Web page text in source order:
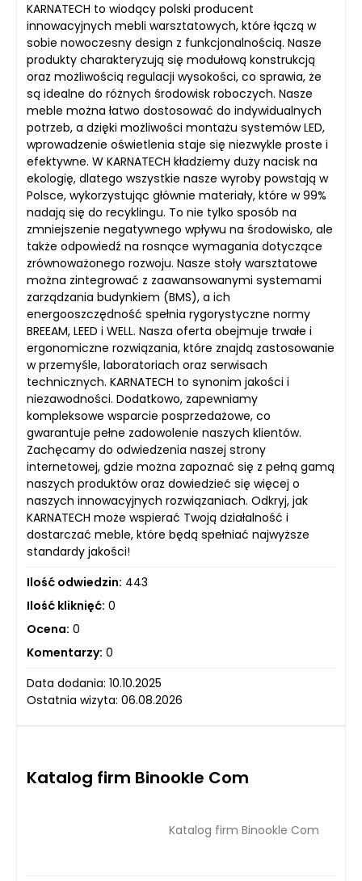
KARNATECH to wiodący polski producent
innowacyjnych mebli warsztatowych, które łączą w
sobie nowoczesny design z funkcjonalnością. Nasze
produkty charakteryzują się modułową konstrukcją
oraz możliwością regulacji wysokości, co sprawia, że
są idealne do różnych środowisk roboczych. Nasze
meble można łatwo dostosować do indywidualnych
potrzeb, a dzięki możliwości montażu systemów LED,
wprowadzenie oświetlenia staje się niezwykle proste i
efektywne. W KARNATECH kładziemy duży nacisk na
ekologię, dlatego wszystkie nasze wyroby powstają w
Polsce, wykorzystując głównie materiały, które w 99%
nadają się do recyklingu. To nie tylko sposób na
zmniejszenie negatywnego wpływu na środowisko, ale
także odpowiedź na rosnące wymagania dotyczące
zrównoważonego rozwoju. Nasze stoły warsztatowe
można zintegrować z zaawansowanymi systemami
zarządzania budynkiem (BMS), a ich
energooszczędność spełnia rygorystyczne normy
BREEAM, LEED i WELL. Nasza oferta obejmuje trwałe i
ergonomiczne rozwiązania, które znajdą zastosowanie
w przemyśle, laboratoriach oraz serwisach
technicznych. KARNATECH to synonim jakości i
niezawodności. Dodatkowo, zapewniamy
kompleksowe wsparcie posprzedażowe, co
gwarantuje pełne zadowolenie naszych klientów.
Zachęcamy do odwiedzenia naszej strony
internetowej, gdzie można zapoznać się z pełną gamą
naszych produktów oraz dowiedzieć się więcej o
naszych innowacyjnych rozwiązaniach. Odkryj, jak
KARNATECH może wspierać Twoją działalność i
dostarczać meble, które będą spełniać najwyższe
standardy jakości!
Ilość odwiedzin: 443
Ilość kliknięć: 0
Ocena: 0
Komentarzy: 0
Data dodania: 10.10.2025
Ostatnia wizyta: 06.08.2026
Katalog firm Binookle Com
Katalog firm Binookle Com